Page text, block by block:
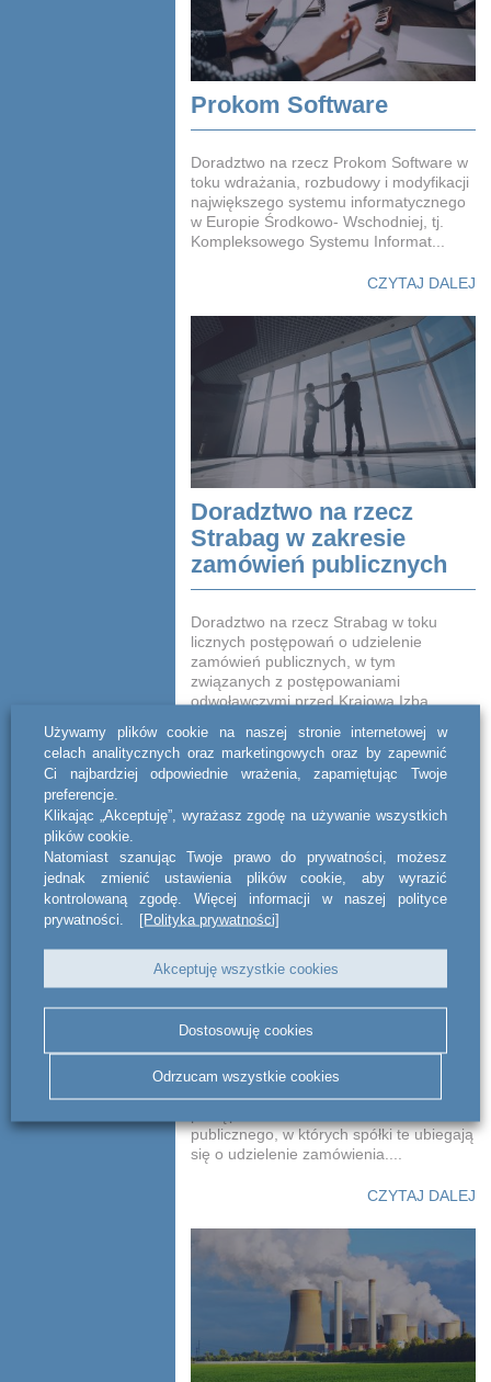
Prokom Software
Doradztwo na rzecz Prokom Software w
toku wdrażania, rozbudowy i modyfikacji
największego systemu informatycznego
w Europie Środkowo- Wschodniej, tj.
Kompleksowego Systemu Informat...
CZYTAJ DALEJ
Doradztwo na rzecz
Strabag w zakresie
zamówień publicznych
Doradztwo na rzecz Strabag w toku
licznych postępowań o udzielenie
zamówień publicznych, w tym
związanych z postępowaniami
odwoławczymi przed Krajową Izbą
CZYTAJ DALEJ
Capgemini Polska i
White Eagle Aviation
Doradztwo na rzecz Capgemini Polska
oraz White Eagle Aviation w toku
publicznego, w których spółki te ubiegają
się o udzielenie zamówienia....
CZYTAJ DALEJ
Używamy plików cookie na naszej stronie internetowej w
celach analitycznych oraz marketingowych oraz by zapewnić
Ci najbardziej odpowiednie wrażenia, zapamiętując Twoje
preferencje.
Klikając „Akceptuję”, wyrażasz zgodę na używanie wszystkich
plików cookie.
Natomiast szanując Twoje prawo do prywatności, możesz
jednak zmienić ustawienia plików cookie, aby wyrazić
kontrolowaną zgodę. Więcej informacji w naszej polityce
prywatności.
[Polityka prywatności]
Akceptuję wszystkie cookies
Dostosowuję cookies
Odrzucam wszystkie cookies